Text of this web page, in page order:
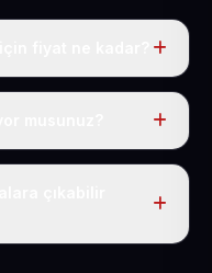
geçerli yıllık tek
ilçelere uzaktan ve